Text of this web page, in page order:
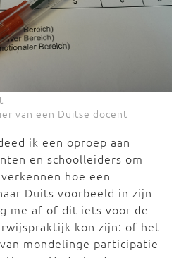
van een Duitse docent
ik een oproep aan
en schoolleiders om
hoe een
Duits voorbeeld in zijn
me af of dit iets voor de
kon zijn: of het
mondelinge participatie